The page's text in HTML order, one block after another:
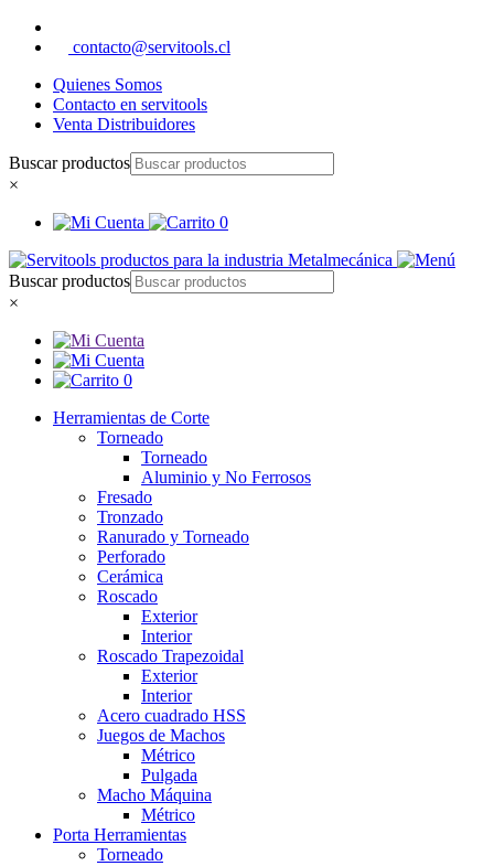
contacto@servitools.cl
Quienes Somos
Contacto en servitools
Venta Distribuidores
Buscar productos
×
0
Buscar productos
×
0
Herramientas de Corte
Torneado
Torneado
Aluminio y No Ferrosos
Fresado
Tronzado
Ranurado y Torneado
Perforado
Cerámica
Roscado
Exterior
Interior
Roscado Trapezoidal
Exterior
Interior
Acero cuadrado HSS
Juegos de Machos
Métrico
Pulgada
Macho Máquina
Métrico
Porta Herramientas
Torneado